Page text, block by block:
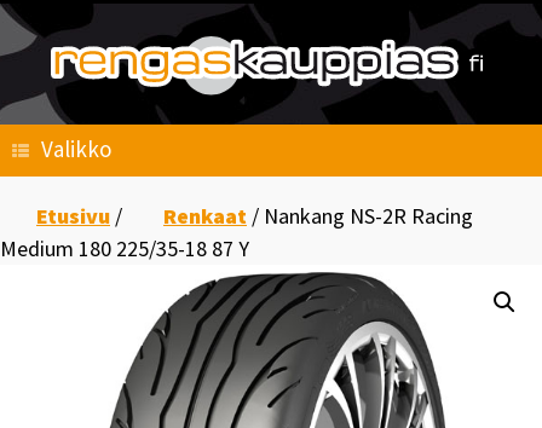
Skip
content
Valikko
Etusivu / Renkaat / Nankang NS-2R Racing
Medium 180 225/35-18 87 Y